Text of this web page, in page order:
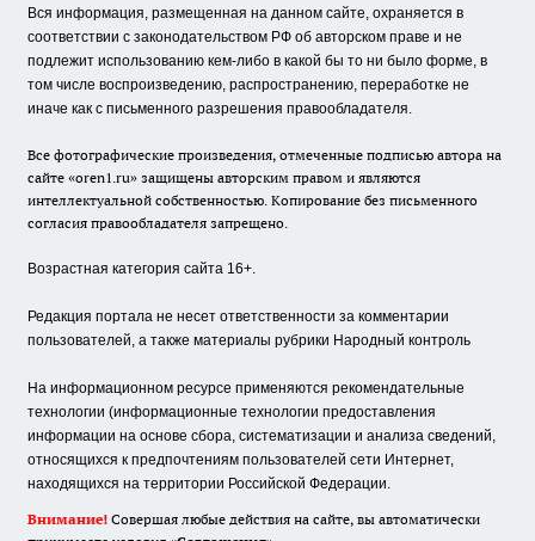
Вся информация, размещенная на данном сайте, охраняется в
соответствии с законодательством РФ об авторском праве и не
подлежит использованию кем-либо в какой бы то ни было форме, в
том числе воспроизведению, распространению, переработке не
иначе как с письменного разрешения правообладателя.
Все фотографические произведения, отмеченные подписью автора на
сайте «oren1.ru» защищены авторским правом и являются
интеллектуальной собственностью. Копирование без письменного
согласия правообладателя запрещено.
Возрастная категория сайта 16+.
Редакция портала не несет ответственности за комментарии
пользователей, а также материалы рубрики Народный контроль
На информационном ресурсе применяются рекомендательные
технологии (информационные технологии предоставления
информации на основе сбора, систематизации и анализа сведений,
относящихся к предпочтениям пользователей сети Интернет,
находящихся на территории Российской Федерации.
Внимание! Совершая любые действия на сайте, вы автоматически